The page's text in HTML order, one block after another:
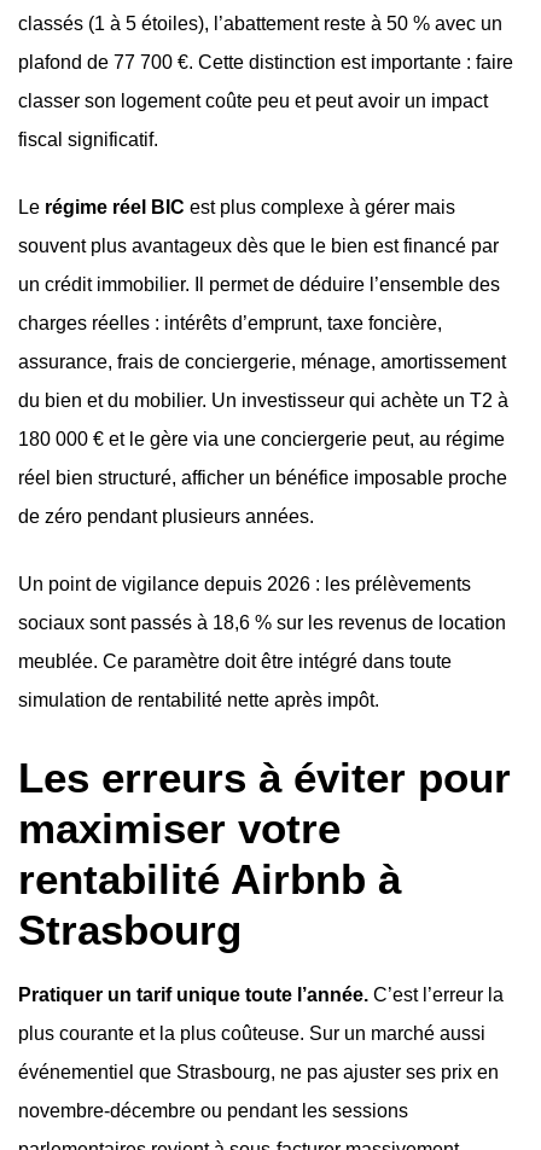
classés (1 à 5 étoiles), l’abattement reste à 50 % avec un
plafond de 77 700 €. Cette distinction est importante : faire
classer son logement coûte peu et peut avoir un impact
fiscal significatif.
Le régime réel BIC est plus complexe à gérer mais
souvent plus avantageux dès que le bien est financé par
un crédit immobilier. Il permet de déduire l’ensemble des
charges réelles : intérêts d’emprunt, taxe foncière,
assurance, frais de conciergerie, ménage, amortissement
du bien et du mobilier. Un investisseur qui achète un T2 à
180 000 € et le gère via une conciergerie peut, au régime
réel bien structuré, afficher un bénéfice imposable proche
de zéro pendant plusieurs années.
Un point de vigilance depuis 2026 : les prélèvements
sociaux sont passés à 18,6 % sur les revenus de location
meublée. Ce paramètre doit être intégré dans toute
simulation de rentabilité nette après impôt.
Les erreurs à éviter pour
maximiser votre
rentabilité Airbnb à
Strasbourg
Pratiquer un tarif unique toute l’année. C’est l’erreur la
plus courante et la plus coûteuse. Sur un marché aussi
événementiel que Strasbourg, ne pas ajuster ses prix en
novembre-décembre ou pendant les sessions